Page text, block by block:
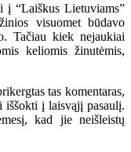
“Laiškus Lietuviams”
visuomet būdavo
Tačiau kiek nejaukiai
keliomis žinutėmis,
tas komentaras,
iššokti į laisvąjį pasaulį.
kad jie neišleistų